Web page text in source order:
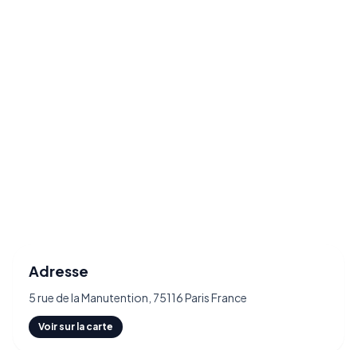
Adresse
5 rue de la Manutention, 75116 Paris France
Voir sur la carte